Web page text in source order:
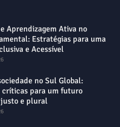
Aprendizagem Ativa no
Estratégias para uma
e Acessível
no Sul Global:
críticas para um futuro
e plural